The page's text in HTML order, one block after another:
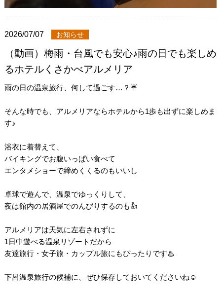
2026/07/07 お知らせ
（動画）梅雨・台風でも安心♪雨の日でも楽しめ
るホテルくさかべアルメリア
雨の日の温泉旅行、何して過ごす…？☔️
そんな時でも、アルメリアならホテルから1歩も出ずに楽しめま
す♪
浴衣に着替えて、
バイキングでお腹いっぱい食べて
エンタメショーで締めくくるのもいいし
卓球で遊んで、温泉でゆっくりして、
夜は館内の居酒屋でのんびりするのも👍
アルメリアは天気に左右されずに
1日中遊べる温泉リゾートだから
友達旅行・女子旅・カップル旅にもぴったりです♨︎
下呂温泉旅行の候補に、ぜひ保存しておいてくださいね☺️